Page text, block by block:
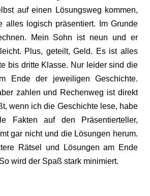
auf einen Lösungsweg kommen,
alles logisch präsentiert. Im Grunde
Mein Sohn ist neun und er
Plus, geteilt, Geld. Es ist alles
bis dritte Klasse. Nur leider sind die
Ende der jeweiligen Geschichte.
zahlen und Rechenweg ist direkt
wenn ich die Geschichte lese, habe
Fakten auf den Präsentierteller,
gar nicht und die Lösungen herum.
Rätsel und Lösungen am Ende
wird der Spaß stark minimiert.